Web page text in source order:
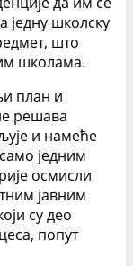
једну школску
што
школама.
план и
решава
и намеће
једним
осмисли
јавним
су део
попут